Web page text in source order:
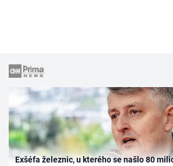
Exšéfa železnic, u kterého se našlo 80